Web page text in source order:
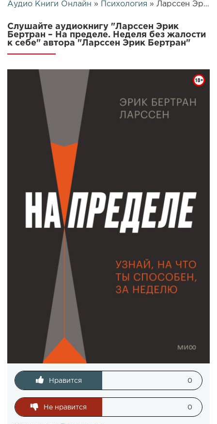
Аудио Книги Онлайн » Психология » Ларссен Эрик Бертран – На пределе. Неделя без жалости к себе | 26174
Слушайте аудиокнигу "Ларссен Эрик
Бертран – На пределе. Неделя без жалости
к себе" автора "Ларссен Эрик Бертран"
Нравится 0
Не нравится 0